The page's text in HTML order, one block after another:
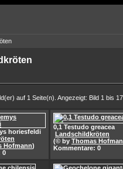
auf 1 Seite(n). Angezeigt: Bild 1 bis
horiesfeldi
Hofmann)
0
0,1 Testudo greacea
Landschildkröten
(© by Thomas
Kommentare: 0